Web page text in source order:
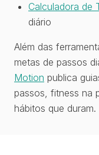
Calculadora de
diário
Além das
metas de passos
Motion publica
passos, fitness na
hábitos que duram.